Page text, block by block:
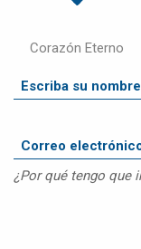
Corazón Eterno
¿Por qué tengo que